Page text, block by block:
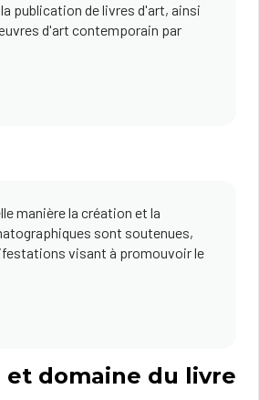
publication de livres d'art, ainsi
d'art contemporain par
manière la création et la
sont soutenues,
visant à promouvoir le
domaine du livre